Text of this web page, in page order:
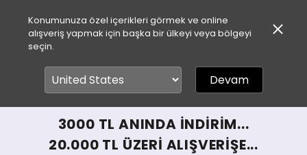
Konumunuza özel içerikleri görmek ve online
alışveriş yapmak için başka bir ülkeyi veya bölgeyi
seçin.
Devam
3000 TL ANINDA İNDİRİM...
20.000 TL ÜZERİ ALIŞVERİŞE...